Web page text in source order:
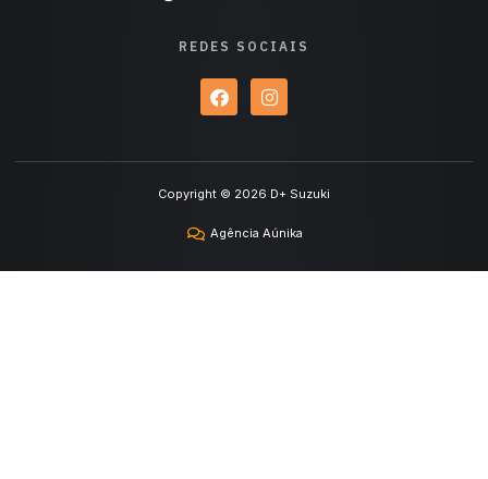
REDES SOCIAIS
Copyright © 2026 D+ Suzuki
Agência Aúnika